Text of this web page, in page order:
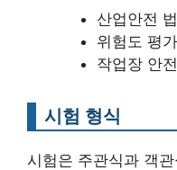
산업안전
위험도 평
작업장 안
시험 형식
시험은 주관식과 객